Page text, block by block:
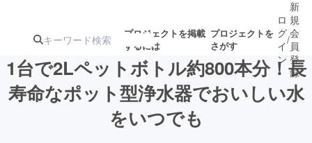
プロジェクトを掲載
するには
プロジェクトを
さがす
注目の新着プロ
ジェクト
募集終了が近いプ
ロ
グ
イ
ン
/
新
規
会
員
登
録
1台で2Lペットボトル約800本分！長
寿命なポット型浄水器でおいしい水
をいつでも